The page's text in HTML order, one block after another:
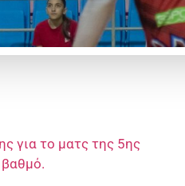
για το ματς της 5ης
βαθμό.